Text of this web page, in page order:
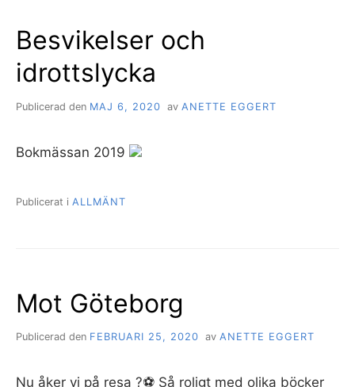
Besvikelser och
idrottslycka
Publicerad den MAJ 6, 2020 av ANETTE EGGERT
Bokmässan 2019
Publicerat i ALLMÄNT
Mot Göteborg
Publicerad den FEBRUARI 25, 2020 av ANETTE EGGERT
Nu åker vi på resa ?⚽️ Så roligt med olika böcker